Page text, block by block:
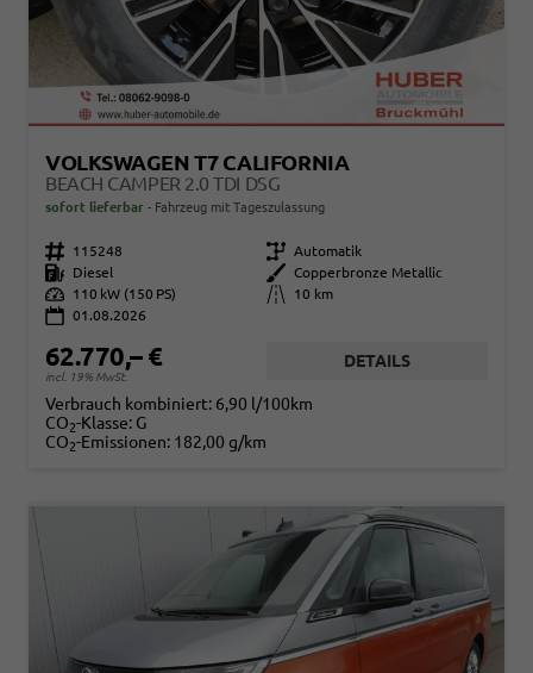
VOLKSWAGEN T7 CALIFORNIA
BEACH CAMPER 2.0 TDI DSG
sofort lieferbar Fahrzeug mit Tageszulassung
Fahrzeugnr. 115248 Getriebe Automatik
Kraftstoff
Diesel Außenfarbe
Copperbronze Metallic
Leistung
110 kW (150 PS) Kilometerstand
10 km
01.08.2026
62.770,– €
incl. 19% MwSt.
DETAILS
Verbrauch kombiniert: 6,90 l/100km
CO2-Klasse: G
CO2-Emissionen: 182,00 g/km